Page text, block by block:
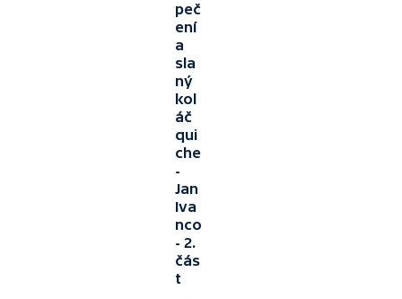
peč
ení
a
sla
ný
kol
áč
qui
che
-
Jan
Iva
nco
- 2.
čás
t